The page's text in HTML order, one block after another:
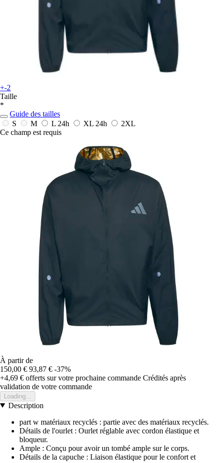
+-2
Taille
*
Guide des tailles
S
M L 24h XL 24h
2XL
Ce champ est requis
À partir de
150,00 € 93,87 € -37%
+4,69 € offerts sur votre prochaine commande Crédités après
validation de votre commande
Loading...
Description
part w matériaux recyclés : partie avec des matériaux recyclés.
Détails de l'ourlet : Ourlet réglable avec cordon élastique et
bloqueur.
Ample : Conçu pour avoir un tombé ample sur le corps.
Détails de la capuche : Liaison élastique pour le confort et